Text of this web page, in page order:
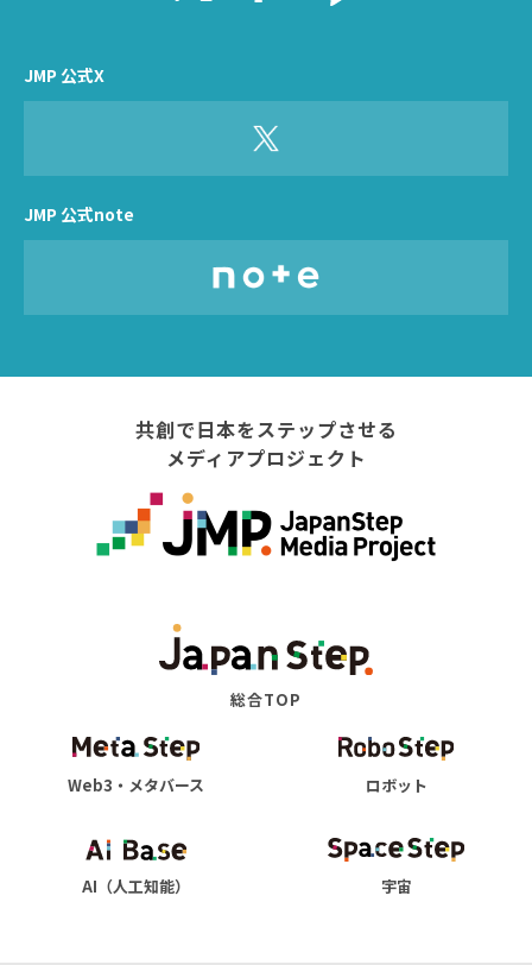
JMP 公式X
JMP 公式note
共創で日本をステップさせる
メディアプロジェクト
総合TOP
Web3・メタバース ロボット
AI（人工知能） 宇宙